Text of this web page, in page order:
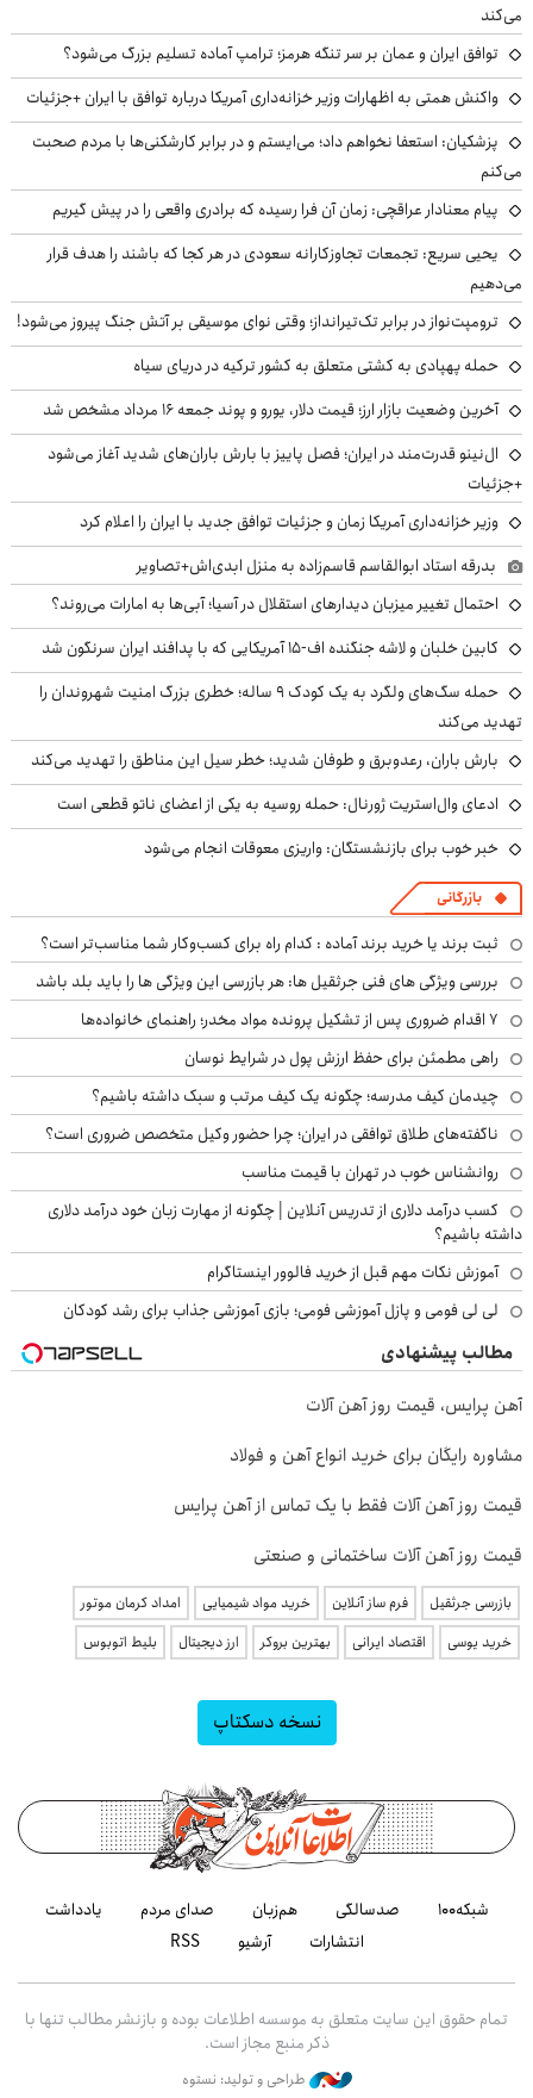
می‌کند
توافق ایران و عمان بر سر تنگه هرمز؛ ترامپ آماده تسلیم بزرگ می‌شود؟
واکنش همتی به اظهارات وزیر خزانه‌داری آمریکا درباره توافق با ایران +جزئیات
پزشکیان: استعفا نخواهم داد؛ می‌ایستم و در برابر کارشکنی‌ها با مردم صحبت
می‌کنم
پیام معنادار عراقچی: زمان آن فرا رسیده که برادری واقعی را در پیش گیریم
یحیی سریع: تجمعات تجاوزکارانه سعودی در هر کجا که باشند را هدف قرار
می‌دهیم
ترومپت‌نواز در برابر تک‌تیرانداز؛ وقتی نوای موسیقی بر آتش جنگ پیروز می‌شود!
حمله پهپادی به کشتی متعلق به کشور ترکیه در دریای سیاه
آخرین وضعیت بازار ارز؛ قیمت دلار، یورو و پوند جمعه ۱۶ مرداد مشخص شد
ال‌نینو قدرت‌مند در ایران؛ فصل پاییز با بارش باران‌های شدید آغاز می‌شود
+جزئیات
وزیر خزانه‌داری آمریکا زمان و جزئیات توافق جدید با ایران را اعلام کرد
بدرقه استاد ابوالقاسم قاسم‌زاده به منزل ابدی‌اش+تصاویر
احتمال تغییر میزبان دیدارهای استقلال در آسیا؛ آبی‌ها به امارات می‌روند؟
کابین خلبان و لاشه جنگنده اف-۱۵ آمریکایی که با پدافند ایران سرنگون شد
حمله سگ‌های ولگرد به یک کودک ۹ ساله؛ خطری بزرگ امنیت شهروندان را
تهدید می‌کند
بارش باران، رعدوبرق و طوفان شدید؛ خطر سیل این مناطق را تهدید می‌کند
ادعای وال‌استریت ژورنال: حمله روسیه به یکی از اعضای ناتو قطعی است
خبر خوب برای بازنشستگان: واریزی معوقات انجام می‌شود
بازرگانی
ثبت برند یا خرید برند آماده : کدام راه برای کسب‌وکار شما مناسب‌تر است؟
بررسی ویژگی های فنی جرثقیل ها: هر بازرسی این ویژگی ها را باید بلد باشد
۷ اقدام ضروری پس از تشکیل پرونده مواد مخدر؛ راهنمای خانواده‌ها
راهی مطمئن برای حفظ ارزش پول در شرایط نوسان
چیدمان کیف مدرسه؛ چگونه یک کیف مرتب و سبک داشته باشیم؟
ناگفته‌های طلاق توافقی در ایران؛ چرا حضور وکیل متخصص ضروری است؟
روانشناس خوب در تهران با قیمت مناسب
کسب درآمد دلاری از تدریس آنلاین | چگونه از مهارت زبان خود درآمد دلاری
داشته باشیم؟
آموزش نکات مهم قبل از خرید فالوور اینستاگرام
لی لی فومی و پازل آموزشی فومی؛ بازی آموزشی جذاب برای رشد کودکان
مطالب پیشنهادی
آهن پرایس، قیمت روز آهن آلات
مشاوره رایگان برای خرید انواع آهن و فولاد
قیمت روز آهن آلات فقط با یک تماس از آهن پرایس
قیمت روز آهن آلات ساختمانی و صنعتی
بازرسی جرثقیل فرم ساز آنلاین خرید مواد شیمیایی
امداد کرمان موتور
خرید یوسی
اقتصاد ایرانی بهترین بروکر ارز دیجیتال بلیط اتوبوس
نسخه دسکتاپ
شبکه۱۰۰ صدسالگی هم‌زبان صدای مردم
یادداشت
انتشارات
آرشیو RSS
تمام حقوق این سایت متعلق به موسسه اطلاعات بوده و بازنشر مطالب تنها با
ذکر منبع مجاز است.
طراحی و تولید: نستوه